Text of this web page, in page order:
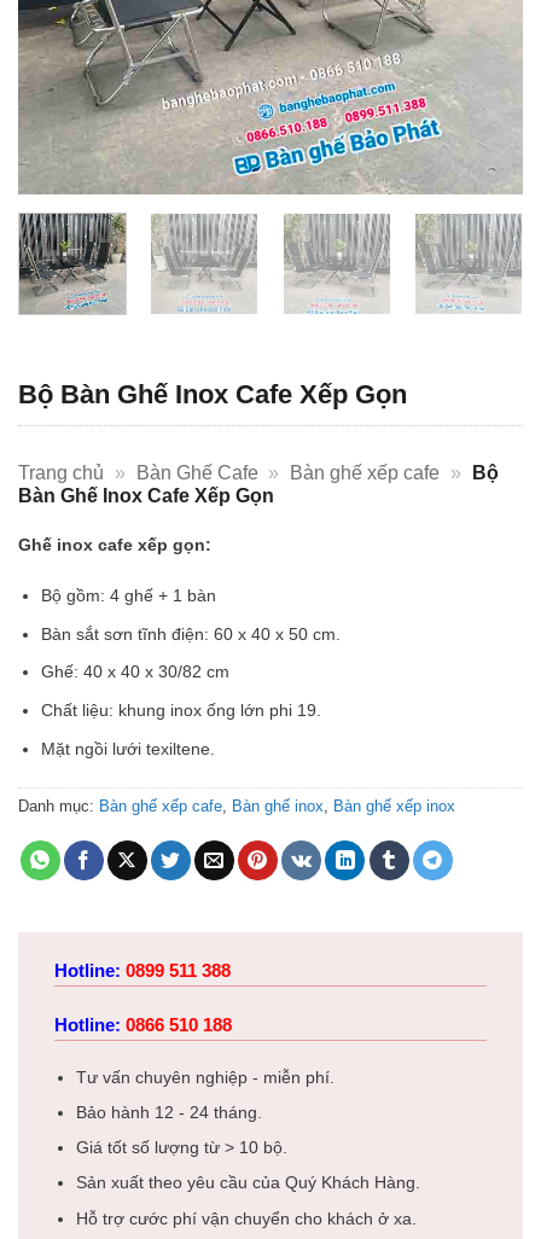
Bộ Bàn Ghế Inox Cafe Xếp Gọn
Trang chủ » Bàn Ghế Cafe » Bàn ghế xếp cafe »
Bộ
Bàn Ghế Inox Cafe Xếp Gọn
Ghế inox cafe xếp gọn:
Bộ gồm: 4 ghế + 1 bàn
Bàn sắt sơn tĩnh điện: 60 x 40 x 50 cm.
Ghế: 40 x 40 x 30/82 cm
Chất liệu: khung inox ống lớn phi 19.
Mặt ngồi lưới texiltene.
Danh mục: Bàn ghế xếp cafe, Bàn ghế inox, Bàn ghế xếp inox
Hotline: 0899 511 388
Hotline: 0866 510 188
Tư vấn chuyên nghiệp - miễn phí.
Bảo hành 12 - 24 tháng.
Giá tốt số lượng từ > 10 bộ.
Sản xuất theo yêu cầu của Quý Khách Hàng.
Hỗ trợ cước phí vận chuyển cho khách ở xa.